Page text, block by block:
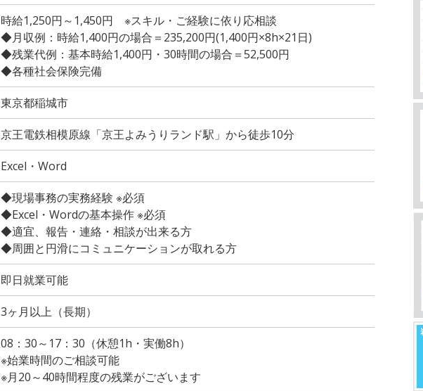
時給1,250円～1,450円 ※スキル・ご経験に依り応相談
◆月収例：時給1,400円の場合＝235,200円(1,400円×8h×21日)
◆残業代例：基本時給1,400円・30時間の場合＝52,500円
◆各種社会保険完備
東京都稲城市
京王電鉄相模原線「京王よみうりランド駅」から徒歩10分
Excel・Word
◆現場事務の実務経験 ※必須
◆Excel・Wordの基本操作 ※必須
◆適宜、報告・連絡・相談が出来る方
◆周囲と円滑にコミュニケーションが取れる方
即日就業可能
3ヶ月以上（長期）
08：30～17：30（休憩1h・実働8h）
※始業時間のご相談可能
※月20～40時間程度の残業がございます